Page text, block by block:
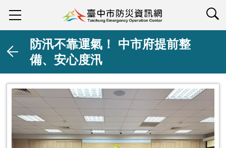
防汛不靠運氣！ 中市府提前整
備、安心度汛